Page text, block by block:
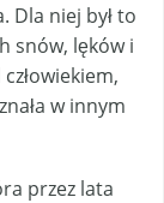
Dla niej był to
snów, lęków i
w innym
przez lata